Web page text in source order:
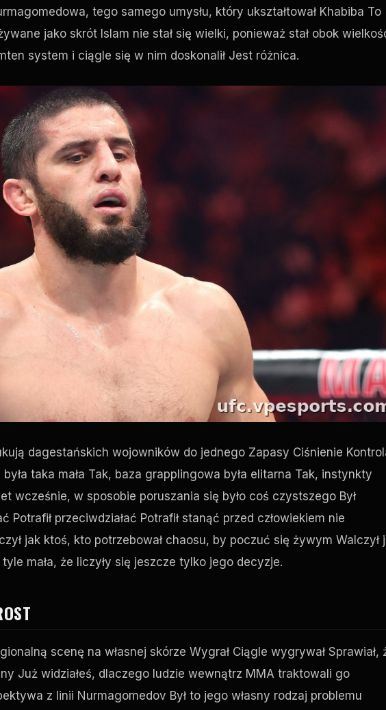
tego samego umysłu, który ukształtował Khabiba To
jako skrót Islam nie stał się wielki, ponieważ stał obok
system i ciągle się w nim doskonalił Jest różnica.
dagestańskich wojowników do jednego Zapasy Ciśnienie
taka mała Tak, baza grapplingowa była elitarna Tak, instynkty
wcześnie, w sposobie poruszania się było coś czystszego Był
Potrafił przeciwdziałać Potrafił stanąć przed człowiekiem nie
jak ktoś, kto potrzebował chaosu, by poczuć się żywym Walczył
mała, że liczyły się jeszcze tylko jego decyzje.
scenę na własnej skórze Wygrał Ciągle wygrywał Sprawiał,
Już widziałeś, dlaczego ludzie wewnątrz MMA traktowali go
z linii Nurmagomedov Był to jego własny rodzaj problemu